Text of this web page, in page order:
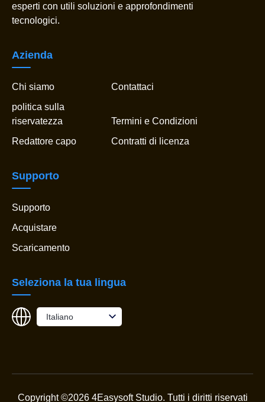
esperti con utili soluzioni e approfondimenti
tecnologici.
Azienda
Chi siamo
Contattaci
politica sulla
riservatezza
Termini e Condizioni
Redattore capo
Contratti di licenza
Supporto
Supporto
Acquistare
Scaricamento
Seleziona la tua lingua
Italiano
Copyright ©2026 4Easysoft Studio. Tutti i diritti riservati